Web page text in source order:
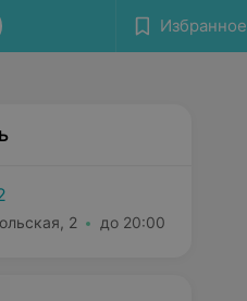
Избранное
2 до 20:00